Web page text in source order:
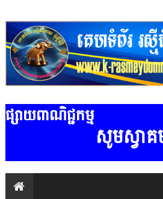
ផ្សាយពាណិជ្ជកម្ម
សូមស្វាគ